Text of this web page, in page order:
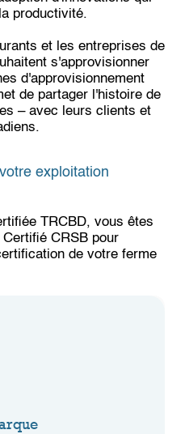
productivité.
et les entreprises de
s'approvisionner
d'approvisionnement
de partager l'histoire de
– avec leurs clients et
exploitation
TRCBD, vous êtes
CRSB pour
de votre ferme